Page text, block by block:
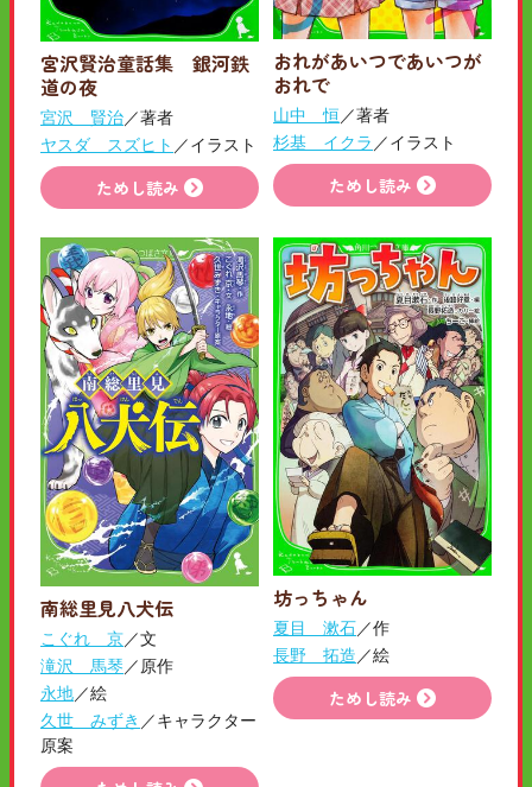
宮沢賢治童話集 銀河鉄
道の夜
宮沢 賢治／著者
ヤスダ スズヒト ／イラスト
ためし読み
おれがあいつであいつが
おれで
山中 恒 ／著者
杉基 イクラ ／イラスト
ためし読み
南総里見八犬伝
こぐれ 京／文
滝沢 馬琴 ／原作
永地／絵
久世 みずき ／キャラクター
原案
坊っちゃん
夏目 漱石／作
長野 拓造／絵
ためし読み